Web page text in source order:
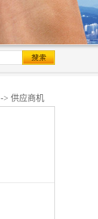
-> 供应商机